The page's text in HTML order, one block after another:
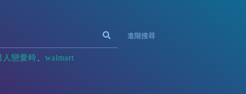
進階搜尋
人戀愛時 walmart